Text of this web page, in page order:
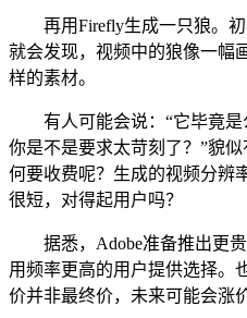
再用Firefly生成一只狼。初
就会发现，视频中的狼像一幅
样的素材。
有人可能会说：“它毕竟是
你是不是要求太苛刻了？”貌
何要收费呢？生成的视频分辨
很短，对得起用户吗？
据悉，Adobe准备推出更贵
用频率更高的用户提供选择。
价并非最终价，未来可能会涨